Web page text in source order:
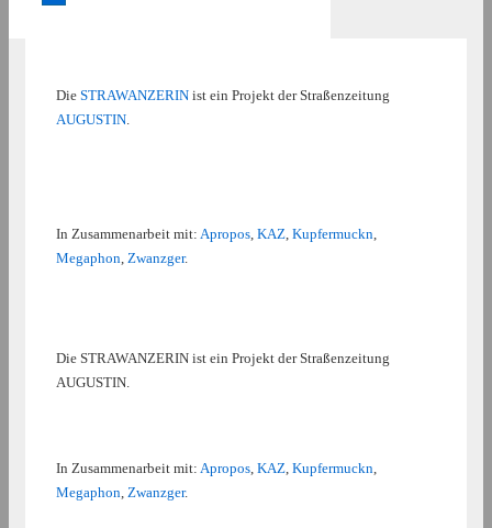
Die STRAWANZERIN ist ein Projekt der Straßenzeitung
AUGUSTIN.
In Zusammenarbeit mit: Apropos, KAZ, Kupfermuckn,
Megaphon, Zwanzger.
Die STRAWANZERIN ist ein Projekt der Straßenzeitung
AUGUSTIN.
In Zusammenarbeit mit: Apropos, KAZ, Kupfermuckn,
Megaphon, Zwanzger.